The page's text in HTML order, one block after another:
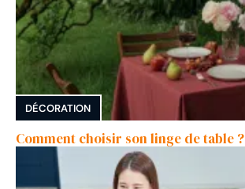
DÉCORATION
Comment choisir son linge de table ?